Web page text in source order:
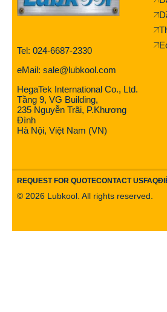
Tel: 024-6687-2330
eMail: sale@lubkool.com
HegaTek International Co., Ltd.
Tầng 9, VG Building,
235 Nguyễn Trãi, P.Khương
Đình
Hà Nội, Việt Nam (VN)
REQUEST FOR QUOTECONTACT USFAQ
© 2026 Lubkool. All rights reserved.